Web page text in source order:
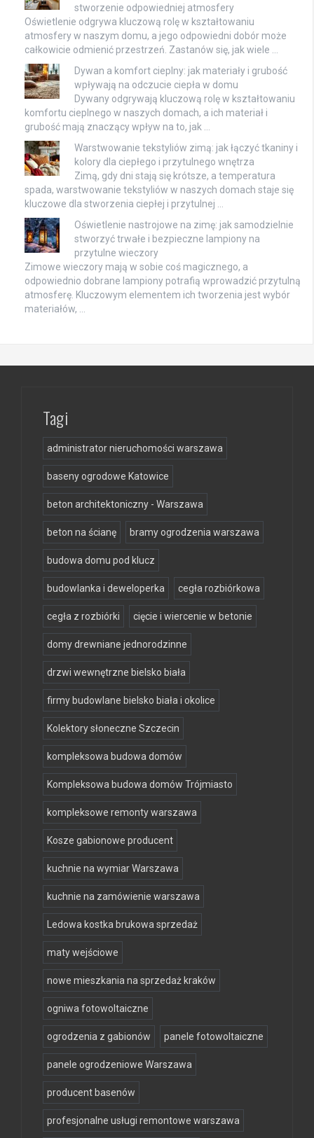
stworzenie odpowiedniej atmosfery
Oświetlenie odgrywa kluczową rolę w kształtowaniu
atmosfery w naszym domu, a jego odpowiedni dobór może
całkowicie odmienić przestrzeń. Zastanów się, jak wiele …
Dywan a komfort cieplny: jak materiały i grubość
wpływają na odczucie ciepła w domu
Dywany odgrywają kluczową rolę w kształtowaniu
komfortu cieplnego w naszych domach, a ich materiał i
grubość mają znaczący wpływ na to, jak …
Warstwowanie tekstyliów zimą: jak łączyć tkaniny i
kolory dla ciepłego i przytulnego wnętrza
Zimą, gdy dni stają się krótsze, a temperatura
spada, warstwowanie tekstyliów w naszych domach staje się
kluczowe dla stworzenia ciepłej i przytulnej …
Oświetlenie nastrojowe na zimę: jak samodzielnie
stworzyć trwałe i bezpieczne lampiony na
przytulne wieczory
Zimowe wieczory mają w sobie coś magicznego, a
odpowiednio dobrane lampiony potrafią wprowadzić przytulną
atmosferę. Kluczowym elementem ich tworzenia jest wybór
materiałów, …
Tagi
administrator nieruchomości warszawa
baseny ogrodowe Katowice
beton architektoniczny - Warszawa
beton na ścianę bramy ogrodzenia warszawa
budowa domu pod klucz
budowlanka i deweloperka cegła rozbiórkowa
cegła z rozbiórki cięcie i wiercenie w betonie
domy drewniane jednorodzinne
drzwi wewnętrzne bielsko biała
firmy budowlane bielsko biała i okolice
Kolektory słoneczne Szczecin
kompleksowa budowa domów
Kompleksowa budowa domów Trójmiasto
kompleksowe remonty warszawa
Kosze gabionowe producent
kuchnie na wymiar Warszawa
kuchnie na zamówienie warszawa
Ledowa kostka brukowa sprzedaż
maty wejściowe
nowe mieszkania na sprzedaż kraków
ogniwa fotowoltaiczne
ogrodzenia z gabionów panele fotowoltaiczne
panele ogrodzeniowe Warszawa
producent basenów
profesjonalne usługi remontowe warszawa